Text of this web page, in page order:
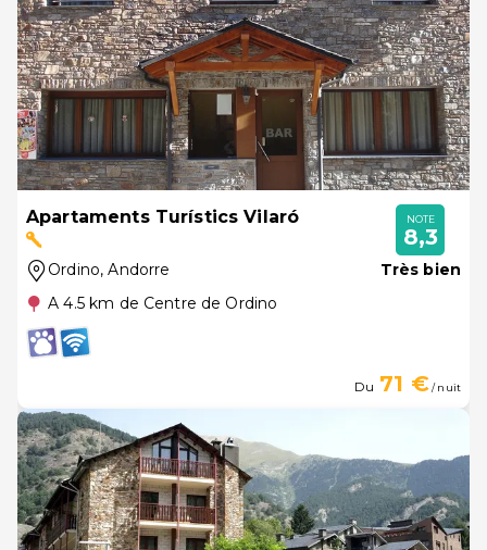
Apartaments Turístics Vilaró
Ordino, Andorre
A 4.5 km de Centre de Ordino
NOTE
8,3
Très bien
Du 71 €/ nuit